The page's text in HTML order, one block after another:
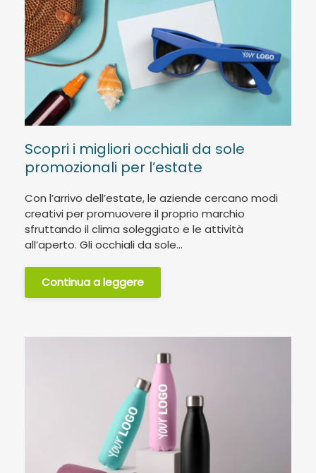
Scopri i migliori occhiali da sole
promozionali per l’estate
Con l’arrivo dell’estate, le aziende cercano modi
creativi per promuovere il proprio marchio
sfruttando il clima soleggiato e le attività
all’aperto. Gli occhiali da sole...
Continua a leggere